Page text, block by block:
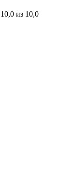
10,0 из 10,0